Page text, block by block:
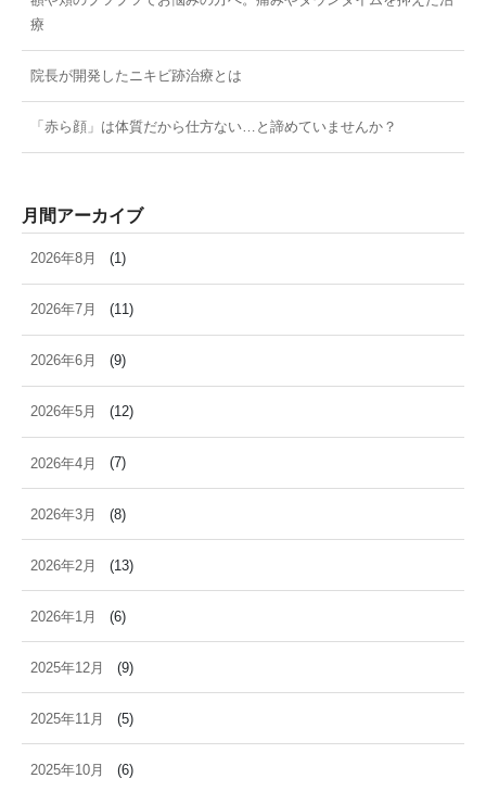
療
院長が開発したニキビ跡治療とは
「赤ら顔」は体質だから仕方ない…と諦めていませんか？
月間アーカイブ
2026年8月 (1)
2026年7月 (11)
2026年6月 (9)
2026年5月 (12)
2026年4月 (7)
2026年3月 (8)
2026年2月 (13)
2026年1月 (6)
2025年12月 (9)
2025年11月 (5)
2025年10月 (6)